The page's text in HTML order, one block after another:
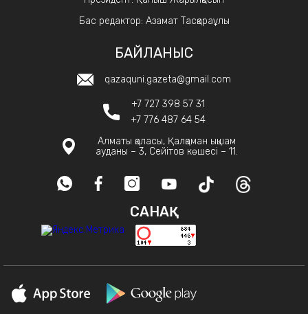
Бас редактор: Азамат Тасқараұлы
БАЙЛАНЫС
qazaquni.gazeta@gmail.com
+7 727 398 57 31
+7 776 487 64 54
Алматы қаласы, Қалқаман ықшам
ауданы – 3, Сейітов көшесі – 11.
САНАҚ